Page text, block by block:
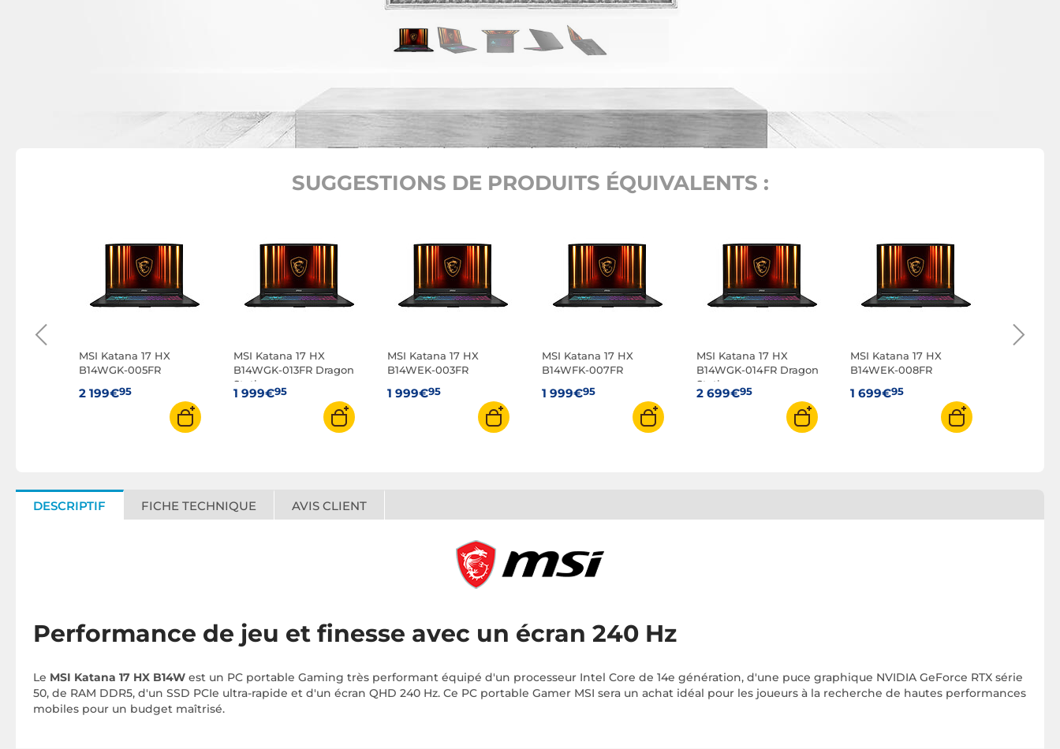
SUGGESTIONS DE PRODUITS ÉQUIVALENTS :
MSI Katana 17 HX
B14WGK-005FR
2 199€95
MSI Katana 17 HX
B14WGK-013FR Dragon
Station
1 999€95
MSI Katana 17 HX
B14WEK-003FR
1 999€95
MSI Katana 17 HX
B14WFK-007FR
1 999€95
MSI Katana 17 HX
B14WGK-014FR Dragon
Station
2 699€95
MSI Katana 17 HX
B14WEK-008FR
1 699€95
DESCRIPTIF FICHE TECHNIQUE AVIS CLIENT
Performance de jeu et finesse avec un écran 240 Hz
Le MSI Katana 17 HX B14W est un PC portable Gaming très performant équipé d'un processeur Intel Core de 14e génération, d'une puce graphique NVIDIA GeForce RTX série
50, de RAM DDR5, d'un SSD PCIe ultra-rapide et d'un écran QHD 240 Hz. Ce PC portable Gamer MSI sera un achat idéal pour les joueurs à la recherche de hautes performances
mobiles pour un budget maîtrisé.